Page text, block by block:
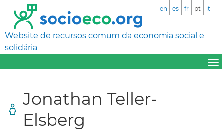
Website de recursos comum da economia social e
solidária
en es fr pt it
Jonathan Teller-
Elsberg